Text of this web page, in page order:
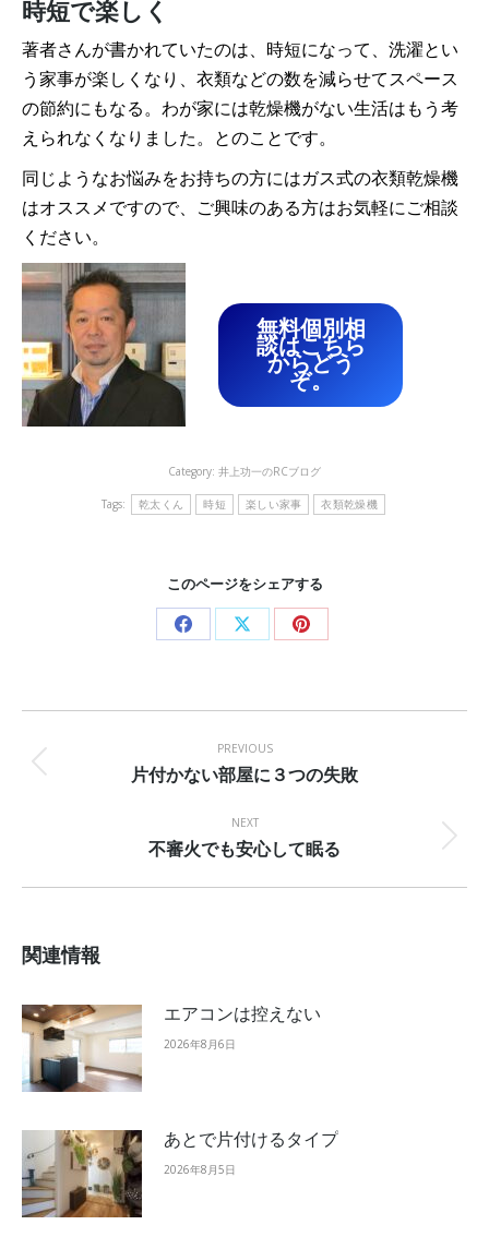
時短で楽しく
著者さんが書かれていたのは、時短になって、洗濯とい
う家事が楽しくなり、衣類などの数を減らせてスペース
の節約にもなる。わが家には乾燥機がない生活はもう考
えられなくなりました。とのことです。
同じようなお悩みをお持ちの方にはガス式の衣類乾燥機
はオススメですので、ご興味のある方はお気軽にご相談
ください。
無料個別相
談はこちら
からどう
ぞ。
Category: 井上功一のRCブログ
Tags: 乾太くん 時短 楽しい家事 衣類乾燥機
このページをシェアする
Share Share Share
navigation
PREVIOUS
Previous
片付かない部屋に３つの失敗
NEXT
Next
不審火でも安心して眠る
関連情報
エアコンは控えない
2026年8月6日
あとで片付けるタイプ
2026年8月5日